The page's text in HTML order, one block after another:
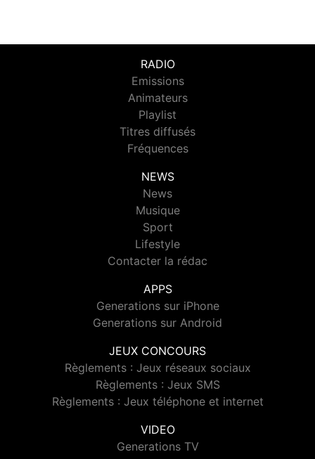
RADIO
Emissions
Animateurs
Playlist
Titres diffusés
Fréquences
NEWS
News
Musique
Sport
Lifestyle
Contacter la rédac
APPS
Generations sur iPhone
Generations sur Android
JEUX CONCOURS
Règlements : Jeux réseaux sociaux
Règlements : Jeux SMS
Règlements : Jeux téléphone et internet
VIDEO
Generations TV